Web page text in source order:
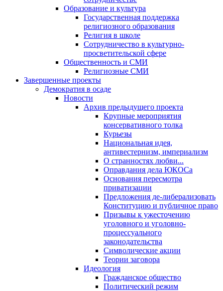
Образование и культура
Государственная поддержка
религиозного образования
Религия в школе
Сотрудничество в культурно-
просветительской сфере
Общественность и СМИ
Религиозные СМИ
Завершенные проекты
Демократия в осаде
Новости
Архив предыдущего проекта
Крупные мероприятия
консервативного толка
Курьезы
Национальная идея,
антивестернизм, империализм
О странностях любви...
Оправдания дела ЮКОСа
Основания пересмотра
приватизации
Предложения де-либерализовать
Конституцию и публичное право
Призывы к ужесточению
уголовного и уголовно-
процессуального
законодательства
Символические акции
Теории заговора
Идеология
Гражданское общество
Политический режим